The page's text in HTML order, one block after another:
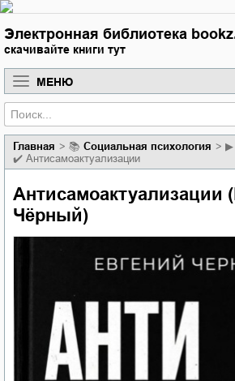
Электронная библиотека
скачивайте книги тут
МЕНЮ
Главная 📚 социальная психология ▶
✔️ Антисамоактуализации
Антисамоактуализации
Чёрный)